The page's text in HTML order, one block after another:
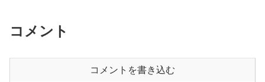
コメント
コメントを書き込む